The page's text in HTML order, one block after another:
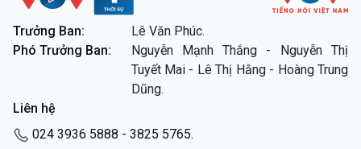
Trưởng Ban:
Lê Văn Phúc.
Phó Trưởng Ban:
Nguyễn Mạnh Thắng - Nguyễn Thị
Tuyết Mai - Lê Thị Hằng - Hoàng Trung
Dũng.
Liên hệ
024 3936 5888 - 3825 5765.